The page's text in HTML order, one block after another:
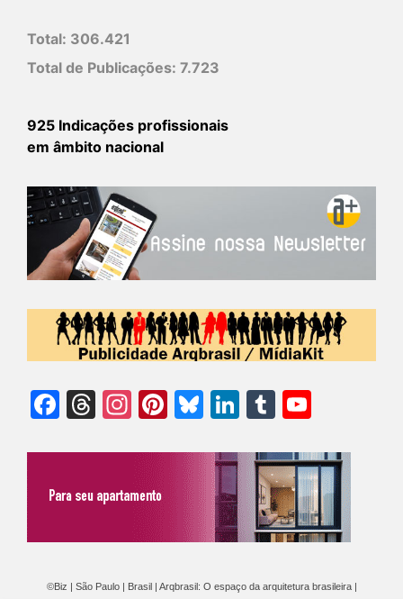
Total: 306.421
Total de Publicações: 7.723
925 Indicações profissionais
em âmbito nacional
Facebook
Threads
Instagram
Pinterest
Bluesky
LinkedIn
Tumblr
©Biz | São Paulo | Brasil | Arqbrasil: O espaço da arquitetura brasileira |